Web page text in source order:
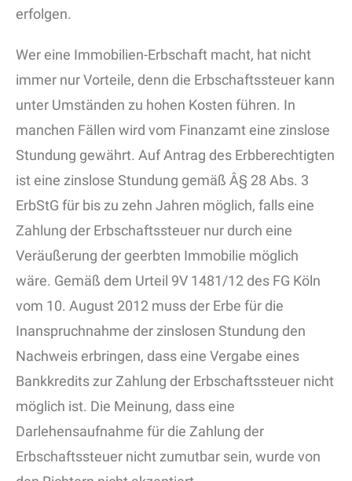
erfolgen.
Wer eine Immobilien-Erbschaft macht, hat nicht
immer nur Vorteile, denn die Erbschaftssteuer kann
unter Umständen zu hohen Kosten führen. In
manchen Fällen wird vom Finanzamt eine zinslose
Stundung gewährt. Auf Antrag des Erbberechtigten
ist eine zinslose Stundung gemäß Â§ 28 Abs. 3
ErbStG für bis zu zehn Jahren möglich, falls eine
Zahlung der Erbschaftssteuer nur durch eine
Veräußerung der geerbten Immobilie möglich
wäre. Gemäß dem Urteil 9V 1481/12 des FG Köln
vom 10. August 2012 muss der Erbe für die
Inanspruchnahme der zinslosen Stundung den
Nachweis erbringen, dass eine Vergabe eines
Bankkredits zur Zahlung der Erbschaftssteuer nicht
möglich ist. Die Meinung, dass eine
Darlehensaufnahme für die Zahlung der
Erbschaftssteuer nicht zumutbar sein, wurde von